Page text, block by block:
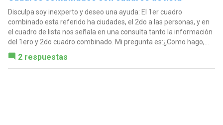
Disculpa soy inexperto y deseo una ayuda: El 1er cuadro
combinado esta referido ha ciudades, el 2do a las personas, y en
el cuadro de lista nos señala en una consulta tanto la información
del 1ero y 2do cuadro combinado. Mi pregunta es:¿Como hago,...
2 respuestas